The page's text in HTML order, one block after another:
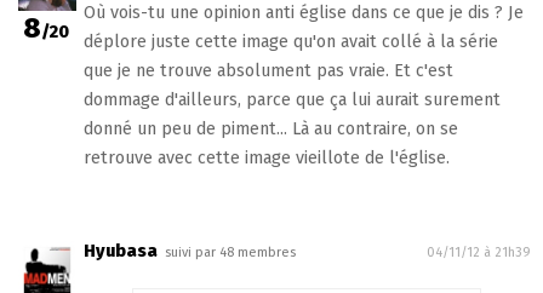
8/20
Où vois-tu une opinion anti église dans ce que je dis ? Je
déplore juste cette image qu'on avait collé à la série
que je ne trouve absolument pas vraie. Et c'est
dommage d'ailleurs, parce que ça lui aurait surement
donné un peu de piment... Là au contraire, on se
retrouve avec cette image vieillote de l'église.
Hyubasa suivi par 48 membres 04/11/12 à 21h39